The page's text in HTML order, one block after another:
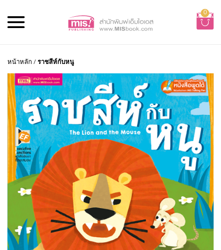
0
หน้าหลัก /ราชสีห์กับหนู